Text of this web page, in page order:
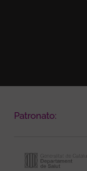
Patronato: